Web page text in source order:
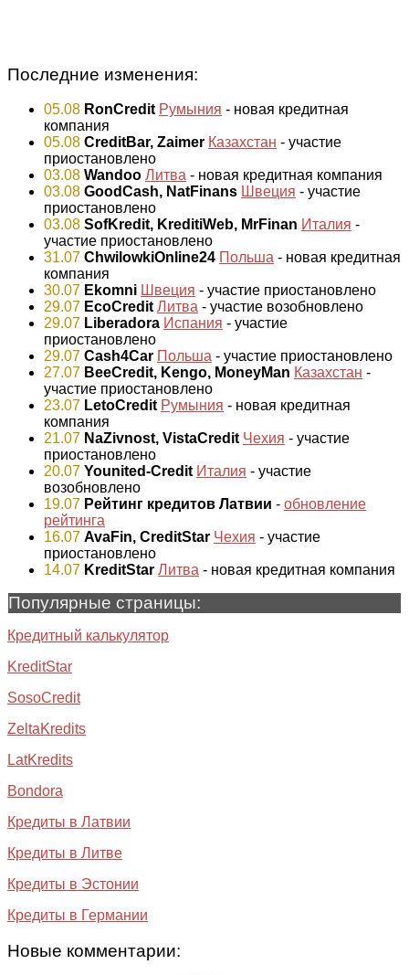
Последние изменения:
05.08 RonCredit Румыния - новая кредитная
компания
05.08 CreditBar, Zaimer Казахстан - участие
приостановлено
03.08 Wandoo Литва - новая кредитная компания
03.08 GoodCash, NatFinans Швеция - участие
приостановлено
03.08 SofKredit, KreditiWeb, MrFinan Италия -
участие приостановлено
31.07 ChwilowkiOnline24 Польша - новая кредитная
компания
30.07 Ekomni Швеция - участие приостановлено
29.07 EcoCredit Литва - участие возобновлено
29.07 Liberadora Испания - участие
приостановлено
29.07 Cash4Car Польша - участие приостановлено
27.07 BeeCredit, Kengo, MoneyMan Казахстан -
участие приостановлено
23.07 LetoCredit Румыния - новая кредитная
компания
21.07 NaZivnost, VistaCredit Чехия - участие
приостановлено
20.07 Younited-Credit Италия - участие
возобновлено
19.07 Рейтинг кредитов Латвии - обновление
рейтинга
16.07 AvaFin, CreditStar Чехия - участие
приостановлено
14.07 KreditStar Литва - новая кредитная компания
Популярные страницы:
Кредитный калькулятор
KreditStar
SosoCredit
ZeltaKredits
LatKredits
Bondora
Кредиты в Латвии
Кредиты в Литве
Кредиты в Эстонии
Кредиты в Германии
Новые комментарии: